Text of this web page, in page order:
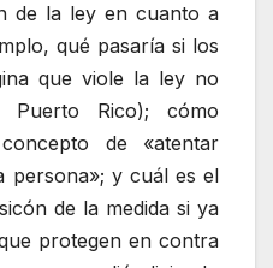
de la ley en cuanto a
qué pasaría si los
que viole la ley no
Puerto Rico); cómo
de «atentar
persona»; y cuál es el
de la medida si ya
protegen en contra